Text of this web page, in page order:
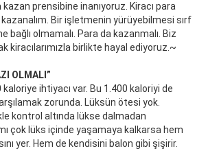
prensibine inanıyoruz. Kiracı para
Bir işletmenin yürüyebilmesi sırf
bağlı olmamalı. Para da kazanmalı. Biz
kiracılarımızla birlikte hayal ediyoruz.~
OLMALI”
kaloriye ihtiyacı var. Bu 1.400 kaloriyi de
zorunda. Lüksün ötesi yok.
kontrol altında lükse dalmadan
çok lüks içinde yaşamaya kalkarsa hem
yer. Hem de kendisini balon gibi şişirir.